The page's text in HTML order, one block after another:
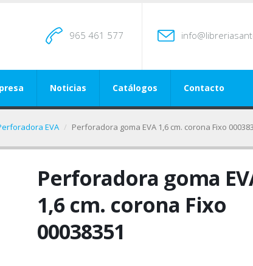
965 461 577
Noticias Catálogos Contacto
EVA Perforadora goma EVA 1,6 cm. corona Fixo
Perforadora goma
1,6 cm. corona Fixo
00038351